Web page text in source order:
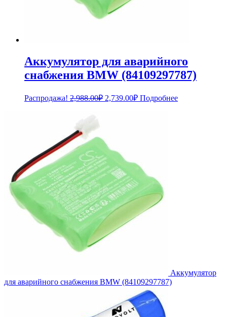
Аккумулятор для аварийного
снабжения BMW (84109297787)
Распродажа! 2,988.00₽ Первоначальная
2,739.00₽Текущая
цена:
Подробнее
Аккумулятор
для аварийного снабжения BMW (84109297787)